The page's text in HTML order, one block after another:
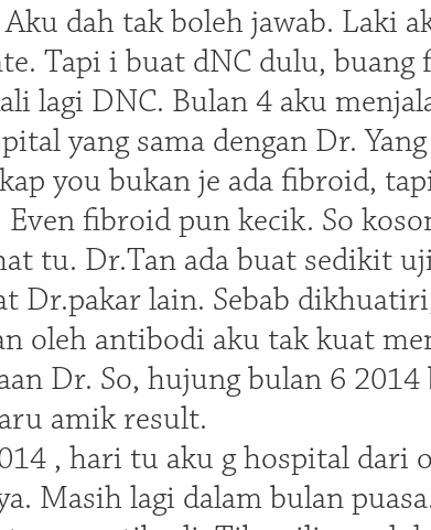
dah tak boleh jawab. Laki
Tapi i buat dNC dulu,
lagi DNC. Bulan 4 aku
yang sama dengan Dr.
you bukan je ada fibroid,
fibroid pun kecik. So
tu. Dr.Tan ada buat sedikit
Dr.pakar lain. Sebab
oleh antibodi aku tak kuat
Dr. So, hujung bulan 6
amik result.
, hari tu aku g hospital dari
Masih lagi dalam bulan